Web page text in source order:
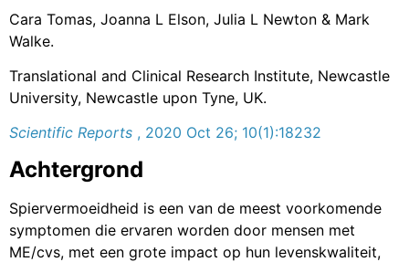
Cara Tomas, Joanna L Elson, Julia L Newton & Mark
Walke.
Translational and Clinical Research Institute, Newcastle
University, Newcastle upon Tyne, UK.
Scientific Reports , 2020 Oct 26; 10(1):18232
Achtergrond
Spiervermoeidheid is een van de meest voorkomende
symptomen die ervaren worden door mensen met
ME/cvs, met een grote impact op hun levenskwaliteit,